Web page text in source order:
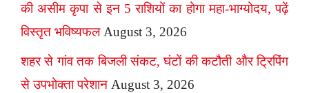
की असीम कृपा से इन 5 राशियों का होगा महा-भाग्योदय, पढ़ें
विस्तृत भविष्यफल August 3, 2026
शहर से गांव तक बिजली संकट, घंटों की कटौती और ट्रिपिंग
से उपभोक्ता परेशान August 3, 2026